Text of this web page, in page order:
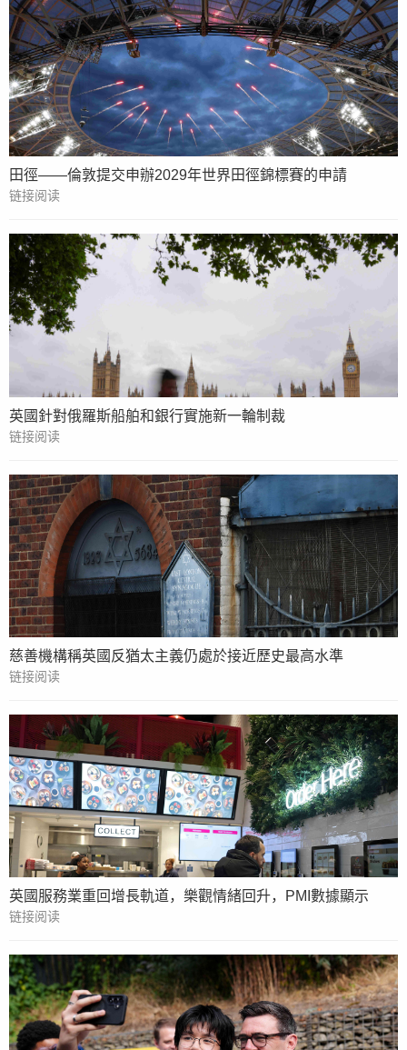
田徑——倫敦提交申辦2029年世界田徑錦標賽的申請
链接阅读
英國針對俄羅斯船舶和銀行實施新一輪制裁
链接阅读
慈善機構稱英國反猶太主義仍處於接近歷史最高水準
链接阅读
英國服務業重回增長軌道，樂觀情緒回升，PMI數據顯示
链接阅读